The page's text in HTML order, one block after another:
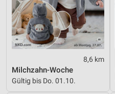
8,6 km
Milchzahn-Woche
Gültig bis Do. 01.10.
Funktional
Werbung